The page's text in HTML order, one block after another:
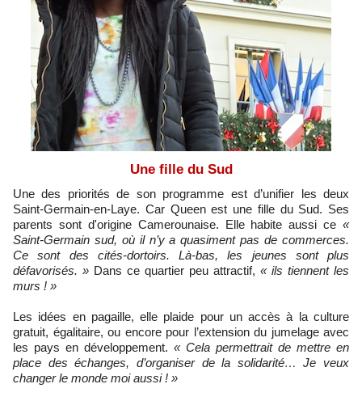
Une fille du Sud
Une des priorités de son programme est d’unifier les deux
Saint-Germain-en-Laye. Car Queen est une fille du Sud. Ses
parents sont d'origine Camerounaise. Elle habite aussi ce «
Saint-Germain sud, où il n’y a quasiment pas de commerces.
Ce sont des cités-dortoirs. Là-bas, les jeunes sont plus
défavorisés. » Dans ce quartier peu attractif, « ils tiennent les
murs ! »
Les idées en pagaille, elle plaide pour un accès à la culture
gratuit, égalitaire, ou encore pour l’extension du jumelage avec
les pays en développement. « Cela permettrait de mettre en
place des échanges, d’organiser de la solidarité… Je veux
changer le monde moi aussi ! »